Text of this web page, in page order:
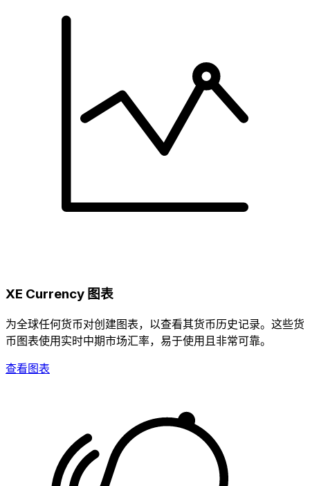
XE Currency 图表
为全球任何货币对创建图表，以查看其货币历史记录。这些货
币图表使用实时中期市场汇率，易于使用且非常可靠。
查看图表